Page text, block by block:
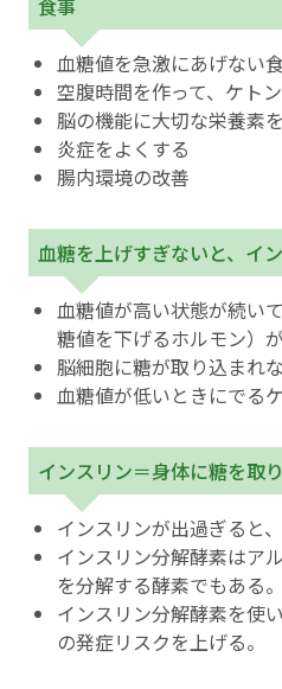
食事
血糖値を急激にあげない
空腹時間を作って、ケト
脳の機能に大切な栄養素
炎症をよくする
腸内環境の改善
血糖を上げすぎないと、イ
血糖値が高い状態が続い
糖値を下げるホルモン）
脳細胞に糖が取り込まれ
血糖値が低いときにでる
インスリン＝身体に糖を取
インスリンが出過ぎると
インスリン分解酵素はア
を分解する酵素でもある。
インスリン分解酵素を使
の発症リスクを上げる。